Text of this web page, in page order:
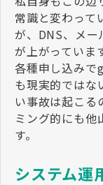
常識と変わって
が、DNS、メー
が上がっています
各種申し込みで
も現実的ではな
い事故は起こる
ミング的にも他
す。
システム運